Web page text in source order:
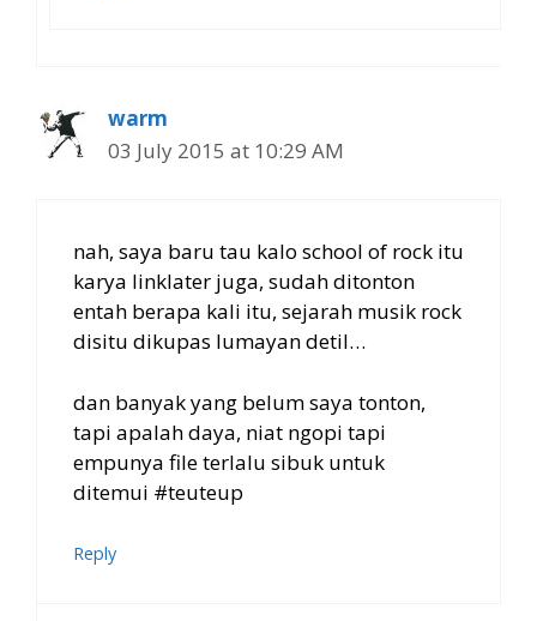
warm
03 July 2015 at 10:29 AM
nah, saya baru tau kalo school of rock itu
karya linklater juga, sudah ditonton
entah berapa kali itu, sejarah musik rock
disitu dikupas lumayan detil…
dan banyak yang belum saya tonton,
tapi apalah daya, niat ngopi tapi
empunya file terlalu sibuk untuk
ditemui #teuteup
Reply